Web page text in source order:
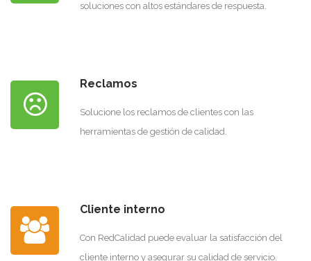
soluciones con altos estándares de respuesta.
Reclamos
Solucione los reclamos de clientes con las
herramientas de gestión de calidad.
Cliente interno
Con RedCalidad puede evaluar la satisfacción del
cliente interno y asegurar su calidad de servicio.